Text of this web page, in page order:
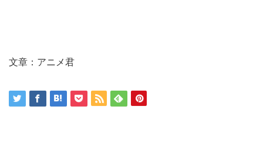
文章：アニメ君